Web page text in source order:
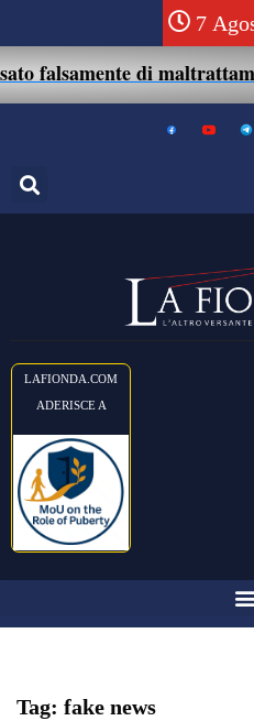
7
di maltrattamenti a
LAFIONDA.COM
ADERISCE A
Tag: fake news